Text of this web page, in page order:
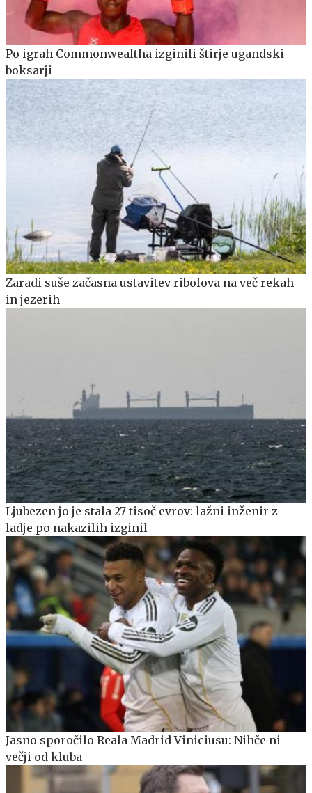
Po igrah Commonwealtha izginili štirje ugandski
boksarji
Zaradi suše začasna ustavitev ribolova na več rekah
in jezerih
Ljubezen jo je stala 27 tisoč evrov: lažni inženir z
ladje po nakazilih izginil
Jasno sporočilo Reala Madrid Viniciusu: Nihče ni
večji od kluba